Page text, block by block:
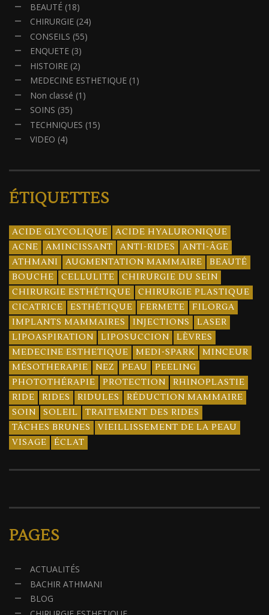
BEAUTÉ (18)
CHIRURGIE (24)
CONSEILS (55)
ENQUETE (3)
HISTOIRE (2)
MEDECINE ESTHETIQUE (1)
Non classé (1)
SOINS (35)
TECHNIQUES (15)
VIDEO (4)
ÉTIQUETTES
ACIDE GLYCOLIQUE
ACIDE HYALURONIQUE
ACNE
AMINCISSANT ANTI-RIDES
ANTI-ÂGE
ATHMANI
AUGMENTATION MAMMAIRE
BEAUTÉ
BOUCHE
CELLULITE
CHIRURGIE DU SEIN
CHIRURGIE ESTHÉTIQUE
CHIRURGIE PLASTIQUE
CICATRICE
ESTHÉTIQUE FERMETE
FILORGA
IMPLANTS MAMMAIRES
INJECTIONS
LASER
LIPOASPIRATION
LIPOSUCCION
LÈVRES
MEDECINE ESTHETIQUE
MEDI-SPARK
MINCEUR
MÉSOTHERAPIE
NEZ PEAU
PEELING
PHOTOTHÉRAPIE
PROTECTION
RHINOPLASTIE
RIDE
RIDES RIDULES
RÉDUCTION MAMMAIRE
SOIN
SOLEIL
TRAITEMENT DES RIDES
TÂCHES BRUNES
VIEILLISSEMENT DE LA PEAU
VISAGE
ÉCLAT
PAGES
ACTUALITÉS
BACHIR ATHMANI
BLOG